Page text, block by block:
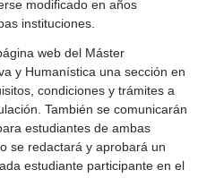
modificado en años
instituciones.
web del Máster
y Humanística una sección en
condiciones y trámites a
También se comunicarán
estudiantes de ambas
se redactará y aprobará un
estudiante participante en el